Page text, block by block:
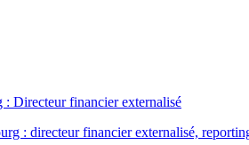
Directeur financier externalisé
: directeur financier externalisé,